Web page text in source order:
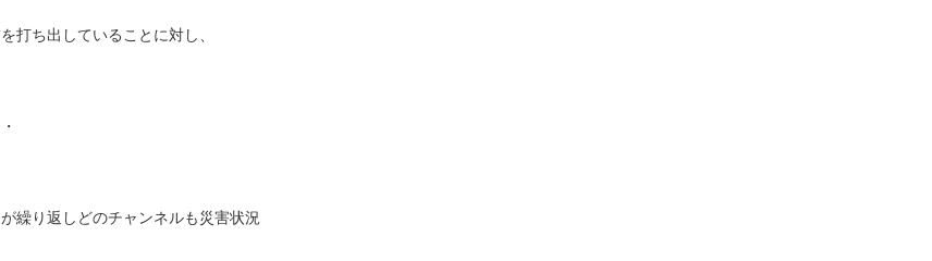
打ち出していることに対し、
繰り返しどのチャンネルも災害状況